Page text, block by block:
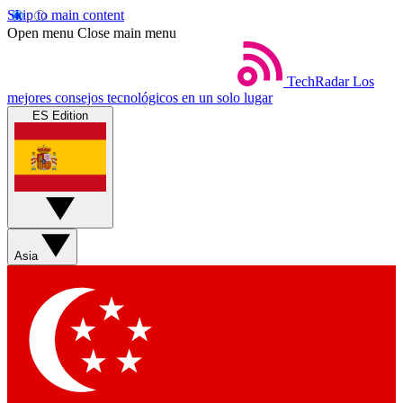
Skip to main content
Open menu Close main menu
TechRadar Los
mejores consejos tecnológicos en un solo lugar
ES Edition
Asia